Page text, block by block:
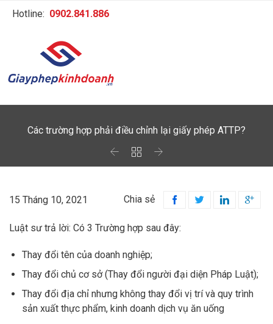
Hotline: 0902.841.886
Các trường hợp phải điều chỉnh lại giấy phép ATTP?
  
15 Tháng 10, 2021 Chia sẻ    
Luật sư trả lời: Có 3 Trường hợp sau đây:
Thay đổi tên của doanh nghiệp;
Thay đổi chủ cơ sở (Thay đổi người đại diện Pháp Luật);
Thay đổi địa chỉ nhưng không thay đổi vị trí và quy trình
sản xuất thực phẩm, kinh doanh dịch vụ ăn uống